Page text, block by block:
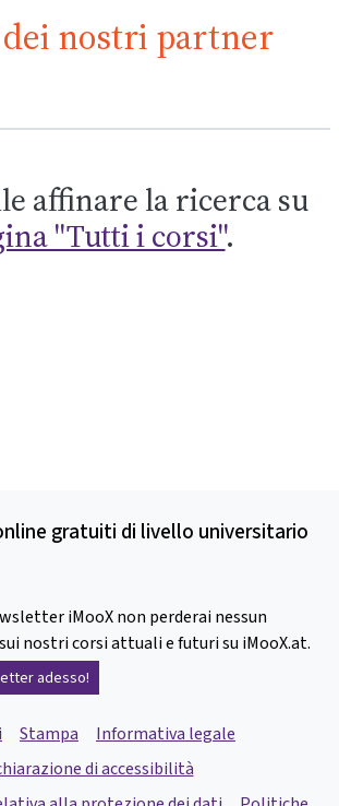
nostri partner
affinare la ricerca su
"Tutti i corsi".
gratuiti di livello universitario
iMooX non perderai nessun
nostri corsi attuali e futuri su iMooX.at.
adesso!
Stampa
Informativa legale
di accessibilità